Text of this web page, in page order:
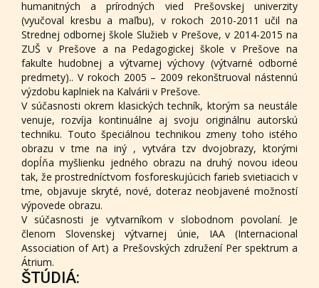
humanitných a prírodných vied Prešovskej univerzity
(vyučoval kresbu a maľbu), v rokoch 2010-2011 učil na
Strednej odbornej škole Služieb v Prešove, v 2014-2015 na
ZUŠ v Prešove a na Pedagogickej škole v Prešove na
fakulte hudobnej a výtvarnej výchovy (výtvarné odborné
predmety).. V rokoch 2005 – 2009 rekonštruoval nástennú
výzdobu kaplniek na Kalvárii v Prešove.
V súčasnosti okrem klasických techník, ktorým sa neustále
venuje, rozvíja kontinuálne aj svoju originálnu autorskú
techniku. Touto špeciálnou technikou zmeny toho istého
obrazu v tme na iný , vytvára tzv dvojobrazy, ktorými
dopĺňa myšlienku jedného obrazu na druhý novou ideou
tak, že prostredníctvom fosforeskujúcich farieb svietiacich v
tme, objavuje skryté, nové, doteraz neobjavené možností
výpovede obrazu.
V súčasnosti je vytvarníkom v slobodnom povolaní. Je
členom Slovenskej výtvarnej únie, IAA (Internacional
Association of Art) a Prešovských združení Per spektrum a
Átrium.
ŠTÚDIÁ: